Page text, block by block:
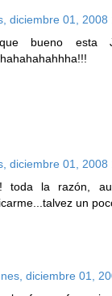
diciembre 01, 2008
que bueno
diciembre 01, 2008
toda la razón,
un
diciembre 01,